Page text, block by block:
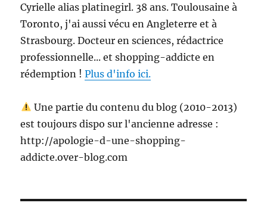
Cyrielle alias platinegirl. 38 ans. Toulousaine à
Toronto, j'ai aussi vécu en Angleterre et à
Strasbourg. Docteur en sciences, rédactrice
professionnelle... et shopping-addicte en
rédemption !Plus d'info ici.
Une partie du contenu du blog (2010-2013)
est toujours dispo sur l'ancienne adresse :
http://apologie-d-une-shopping-
addicte.over-blog.com